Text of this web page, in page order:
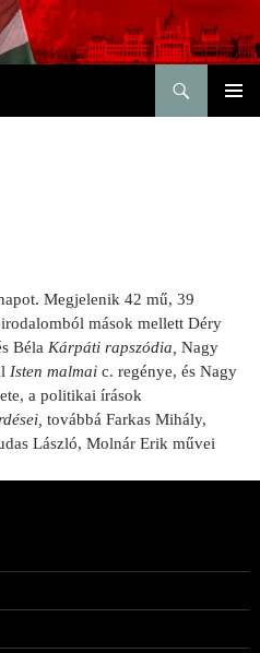
Megjelenik 42 mű, 39
mások mellett Déry
Béla Kárpáti rapszódia, Nagy
Isten malmai c. regénye, és Nagy
a politikai írások
továbbá Farkas Mihály,
László, Molnár Erik művei